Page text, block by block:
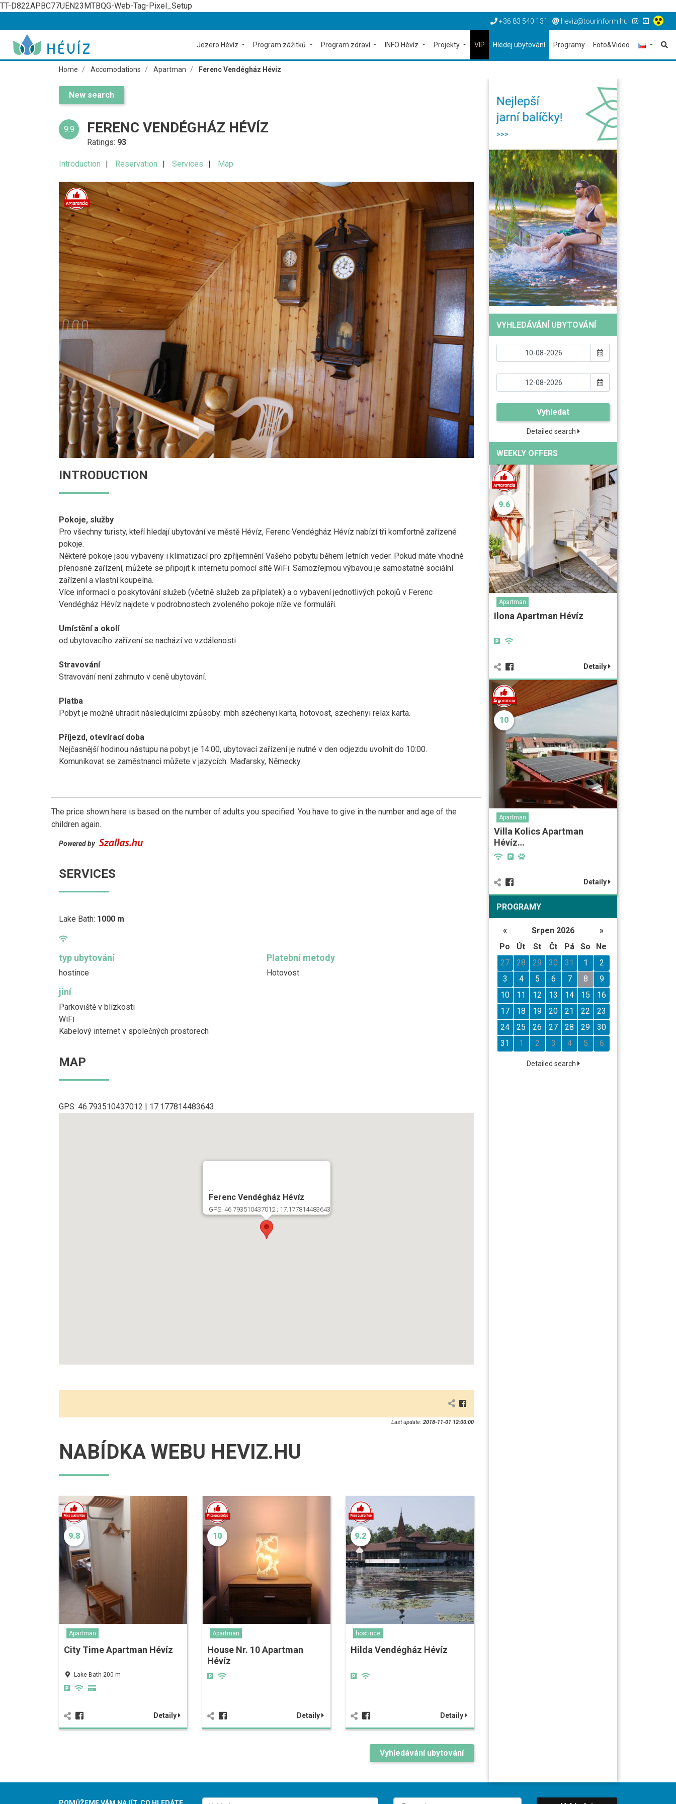
TT-D822APBC77UEN23MTBQG-Web-Tag-Pixel_Setup
+36 83 540 131 heviz@tourinform.hu
Jezero Hévíz Program zážitků Program zdraví INFO Hévíz Projekty VIP Hledej ubytování Programy Foto&Video
Home Accomodations Apartman Ferenc Vendégház Hévíz
New search
9.9 FERENC VENDÉGHÁZ HÉVÍZ
Ratings: 93
Introduction Reservation Services Map
INTRODUCTION
Pokoje, služby
Pro všechny turisty, kteří hledají ubytování ve městě Hévíz, Ferenc Vendégház Hévíz nabízí tři komfortně zařízené
pokoje.
Některé pokoje jsou vybaveny i klimatizací pro zpříjemnění Vašeho pobytu během letních veder. Pokud máte vhodné
přenosné zařízení, můžete se připojit k internetu pomocí sítě WiFi. Samozřejmou výbavou je samostatné sociální
zařízení a vlastní koupelna.
Více informací o poskytování služeb (včetně služeb za příplatek) a o vybavení jednotlivých pokojů v Ferenc
Vendégház Hévíz najdete v podrobnostech zvoleného pokoje níže ve formuláři.
Umístění a okolí
od ubytovacího zařízení se nachází ve vzdálenosti .
Stravování
Stravování není zahrnuto v ceně ubytování.
Platba
Pobyt je možné uhradit následujícími způsoby: mbh széchenyi karta, hotovost, szechenyi relax karta.
Příjezd, otevírací doba
Nejčasnější hodinou nástupu na pobyt je 14:00, ubytovací zařízení je nutné v den odjezdu uvolnit do 10:00.
Komunikovat se zaměstnanci můžete v jazycích: Maďarsky, Německy.
The price shown here is based on the number of adults you specified. You have to give in the number and age of the
children again.
Powered by
SERVICES
Lake Bath: 1000 m
typ ubytování
hostince
Platební metody
Hotovost
jiní
Parkoviště v blízkosti
WiFi
Kabelový internet v společných prostorech
MAP
GPS: 46.793510437012 | 17.177814483643
Ferenc Vendégház Hévíz
GPS: 46.793510437012 ; 17.177814483643
Last update: 2018-11-01 12:00:00
NABÍDKA WEBU HEVIZ.HU
9.8
Apartman
City Time Apartman Hévíz
Lake Bath 200 m
Detaily
10
Apartman
House Nr. 10 Apartman
Hévíz
Detaily
9.2
hostince
Hilda Vendégház Hévíz
Detaily
Vyhledávání ubytování
VYHLEDÁVÁNÍ UBYTOVÁNÍ
Vyhledat
Detailed search
WEEKLY OFFERS
9.6
Apartman
Ilona Apartman Hévíz
Detaily
10
Apartman
Villa Kolics Apartman
Hévíz…
Detaily
PROGRAMY
« Srpen 2026
»
Po
Út St Čt Pá So
Ne
27
28 29 30 31 1
2
3
4 5 6 7 8
9
10
11 12 13 14 15
16
17
18 19 20 21 22
23
24
25 26 27 28 29
30
31
1 2 3 4 5 6
Detailed search